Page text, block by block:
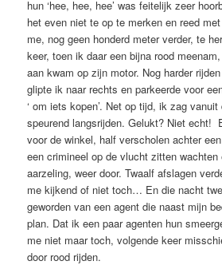
hun ‘hee, hee, hee’ was feitelijk zeer
het even niet te op te merken en reed
me, nog geen honderd meter verder, te
keer, toen ik daar een bijna rood
aan kwam op zijn motor. Nog harder
glipte ik naar rechts en parkeerde voor
‘ om iets kopen’. Net op tijd, ik zag
speurend langsrijden. Gelukt? Niet echt!
voor de winkel, half verscholen achter
een crimineel op de vlucht zitten
aarzeling, weer door. Twaalf afslagen
me kijkend of niet toch… En die nacht
geworden van een agent die naast mijn
plan. Dat ik een paar agenten hun
me niet maar toch, volgende keer
door rood rijden.